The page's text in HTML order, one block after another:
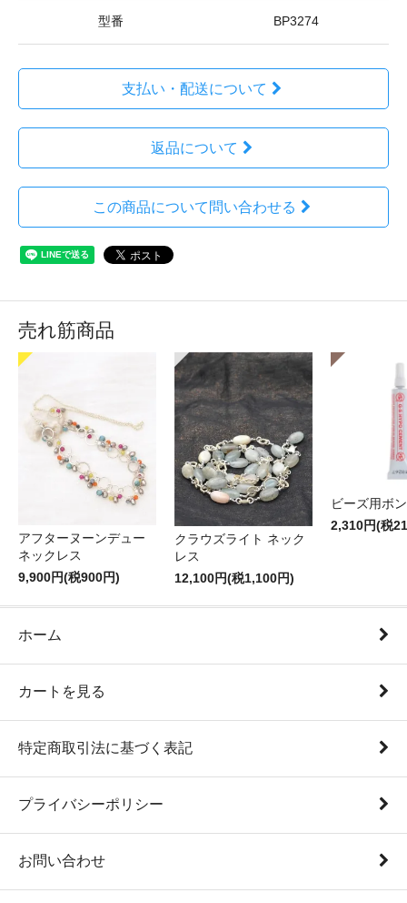
型番 BP3274
支払い・配送について
返品について
この商品について問い合わせる
売れ筋商品
アフターヌーンデュー
ネックレス
9,900円(税900円)
クラウズライト ネック
レス
12,100円(税1,100円)
ビーズ用ボ
2,310円(税
ホーム
カートを見る
特定商取引法に基づく表記
プライバシーポリシー
お問い合わせ